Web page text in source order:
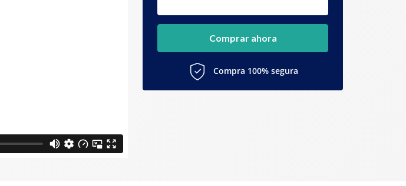
Comprar ahora
Compra 100% segura